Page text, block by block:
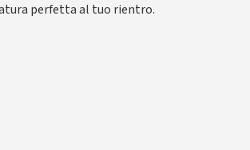
perfetta al tuo rientro.